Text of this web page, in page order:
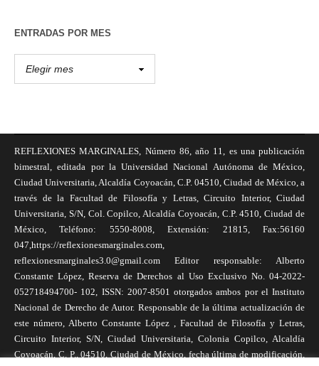
ENTRADAS POR MES
REFLEXIONES MARGINALES, Número 86, año 11, es una publicación
bimestral, editada por la Universidad Nacional Autónoma de México,
Ciudad Universitaria, Alcaldía Coyoacán, C.P. 04510, Ciudad de México, a
través de la Facultad de Filosofía y Letras, Circuito Interior, Ciudad
Universitaria, S/N, Col. Copilco, Alcaldía Coyoacán, C.P. 4510, Ciudad de
México, Teléfono: 5550-8008, Extensión: 21815, Fax:56160
047,https://reflexionesmarginales.com,
reflexionesmarginales3.0@gmail.com Editor responsable: Alberto
Constante López, Reserva de Derechos al Uso Exclusivo No. 04-2022-
052718494700- 102, ISSN: 2007-8501 otorgados ambos por el Instituto
Nacional de Derecho de Autor. Responsable de la última actualización de
este número, Alberto Constante López , Facultad de Filosofía y Letras,
Circuito Interior, S/N, Ciudad Universitaria, Colonia Copilco, Alcaldía
Coyoacán, C. P., 04510, Ciudad de México, fecha última de modificación,